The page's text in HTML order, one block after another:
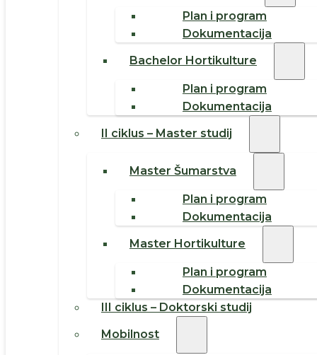
Plan i program
Dokumentacija
Bachelor Hortikulture
Plan i program
Dokumentacija
II ciklus – Master studij
Master Šumarstva
Plan i program
Dokumentacija
Master Hortikulture
Plan i program
Dokumentacija
III ciklus – Doktorski studij
Mobilnost